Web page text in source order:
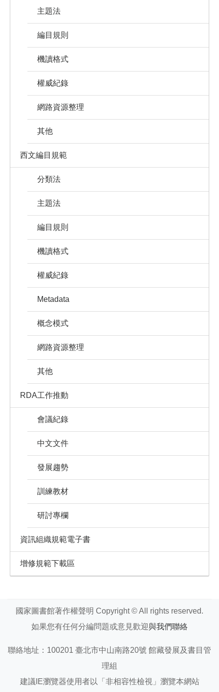
主題法
編目規則
機讀格式
權威紀錄
網路資源整理
其他
西文編目規範
分類法
主題法
編目規則
機讀格式
權威紀錄
Metadata
概念模式
網路資源整理
其他
RDA工作推動
會議紀錄
中文文件
發展趨勢
訓練教材
研討專欄
資訊組織規範電子書
增修規範下載區
國家圖書館著作權聲明 Copyright © All rights reserved.
如果您有任何分編問題或意見歡迎與我們聯絡
聯絡地址：100201 臺北市中山南路20號 館藏發展及書目管
理組
建議IE瀏覽器使用者以「非相容性檢視」瀏覽本網站